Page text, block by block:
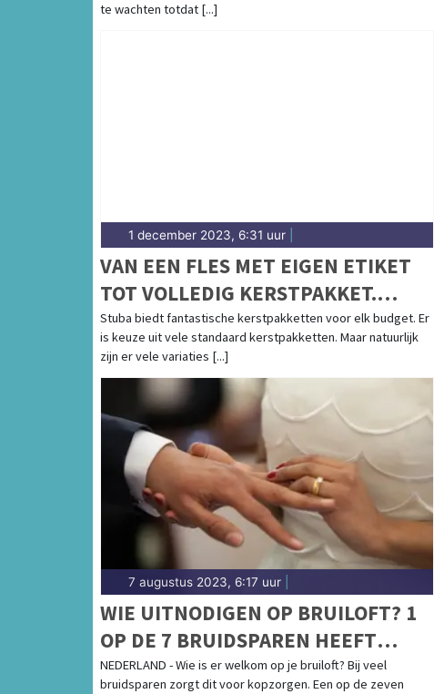
te wachten totdat [...]
1 december 2023, 6:31 uur
VAN EEN FLES MET EIGEN ETIKET
TOT VOLLEDIG KERSTPAKKET.
MAAK EEN AFSPRAAK VOOR EEN
PAKKET VAN A TOT Z
Stuba biedt fantastische kerstpakketten voor elk budget. Er
is keuze uit vele standaard kerstpakketten. Maar natuurlijk
zijn er vele variaties [...]
7 augustus 2023, 6:17 uur
WIE UITNODIGEN OP BRUILOFT? 1
OP DE 7 BRUIDSPAREN HEEFT
ACHTERAF SPIJT
NEDERLAND - Wie is er welkom op je bruiloft? Bij veel
bruidsparen zorgt dit voor kopzorgen. Een op de zeven